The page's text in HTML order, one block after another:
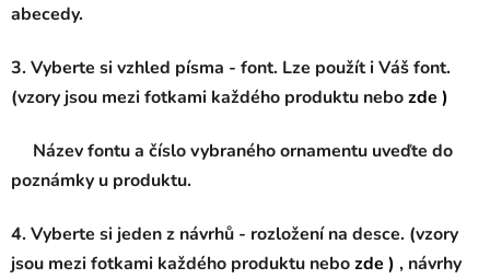
abecedy.
3. Vyberte si vzhled písma - font. Lze použít i Váš font.
(vzory jsou mezi fotkami každého produktu nebozde )
Název fontu a číslo vybraného ornamentu uveďte do
poznámky u produktu.
4. Vyberte si jeden z návrhů - rozložení na desce. (vzory
jsou mezi fotkami každého produktu nebozde ) , návrhy